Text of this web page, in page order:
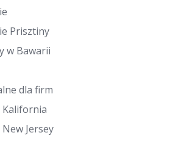
Prisztiny
w Bawarii
dla firm
Kalifornia
Jersey